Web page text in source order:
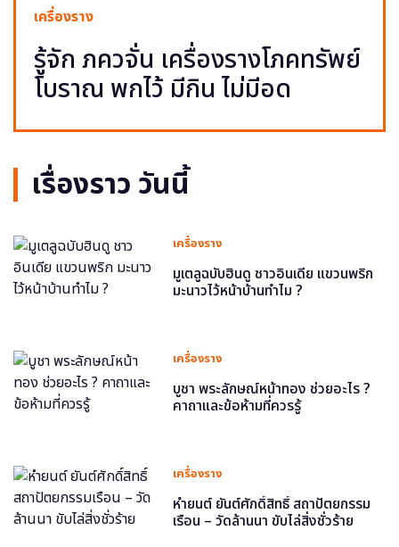
เครื่องราง
รู้จัก ภควจั่น เครื่องรางโภคทรัพย์
โบราณ พกไว้ มีกิน ไม่มีอด
เรื่องราว วันนี้
เครื่องราง
มูเตลูฉบับฮินดู ชาวอินเดีย แขวนพริก
มะนาวไว้หน้าบ้านทำไม ?
เครื่องราง
บูชา พระลักษณ์หน้าทอง ช่วยอะไร ?
คาถาและข้อห้ามที่ควรรู้
เครื่องราง
หำยนต์ ยันต์ศักดิ์สิทธิ์ สถาปัตยกรรม
เรือน – วัดล้านนา ขับไล่สิ่งชั่วร้าย